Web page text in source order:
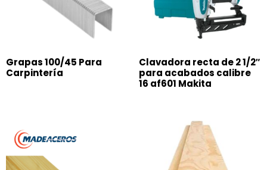
Grapas 100/45 Para
Carpintería
Clavadora recta de 2 1/2″
para acabados calibre
16 af601 Makita